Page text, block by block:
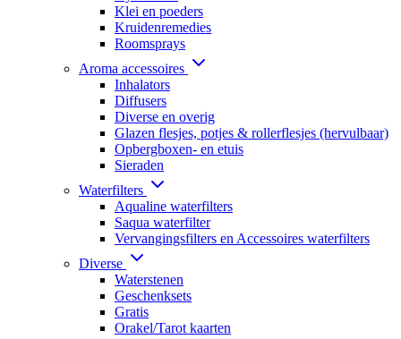
Klei en poeders
Kruidenremedies
Roomsprays
Aroma accessoires
Inhalators
Diffusers
Diverse en overig
Glazen flesjes, potjes & rollerflesjes (hervulbaar)
Opbergboxen- en etuis
Sieraden
Waterfilters
Aqualine waterfilters
Saqua waterfilter
Vervangingsfilters en Accessoires waterfilters
Diverse
Waterstenen
Geschenksets
Gratis
Orakel/Tarot kaarten